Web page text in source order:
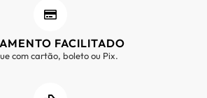
FACILITADO
com cartão, boleto ou Pix.